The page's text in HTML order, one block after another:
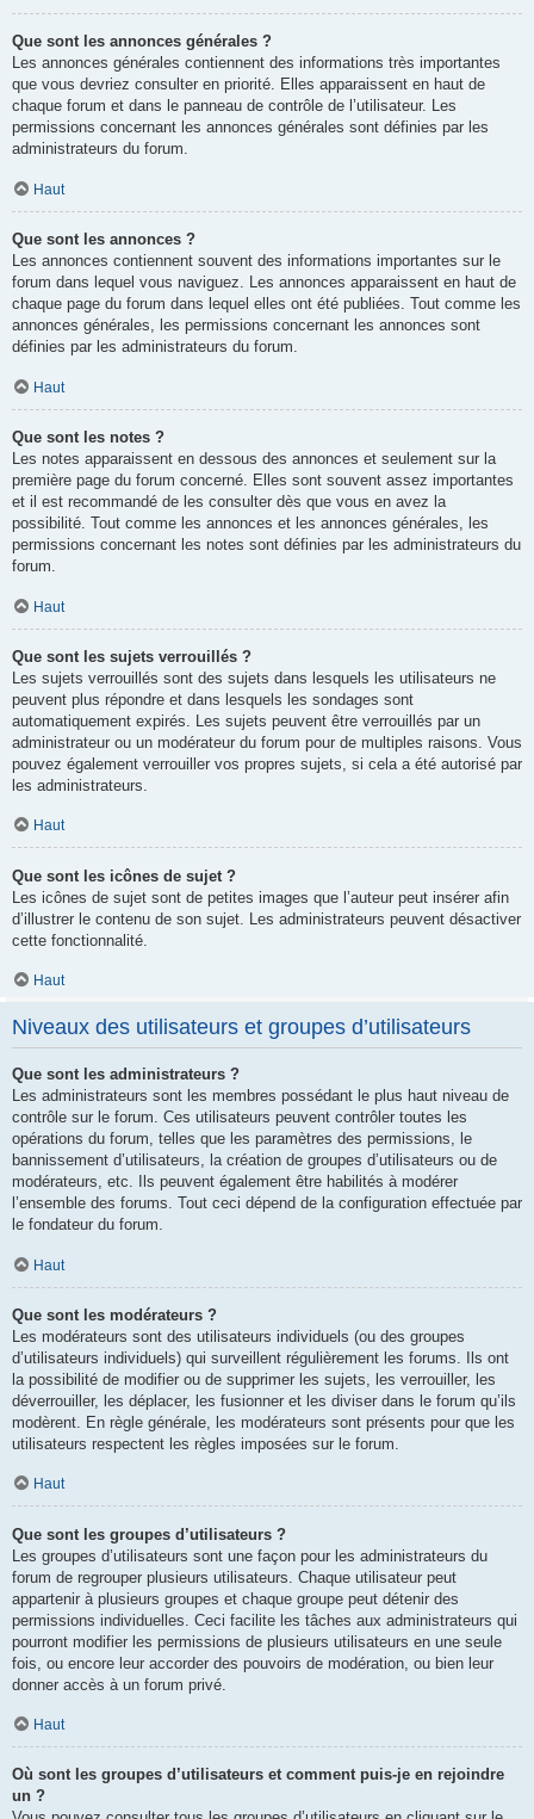
Que sont les annonces générales ?
Les annonces générales contiennent des informations très importantes
que vous devriez consulter en priorité. Elles apparaissent en haut de
chaque forum et dans le panneau de contrôle de l’utilisateur. Les
permissions concernant les annonces générales sont définies par les
administrateurs du forum.
Haut
Que sont les annonces ?
Les annonces contiennent souvent des informations importantes sur le
forum dans lequel vous naviguez. Les annonces apparaissent en haut de
chaque page du forum dans lequel elles ont été publiées. Tout comme les
annonces générales, les permissions concernant les annonces sont
définies par les administrateurs du forum.
Haut
Que sont les notes ?
Les notes apparaissent en dessous des annonces et seulement sur la
première page du forum concerné. Elles sont souvent assez importantes
et il est recommandé de les consulter dès que vous en avez la
possibilité. Tout comme les annonces et les annonces générales, les
permissions concernant les notes sont définies par les administrateurs du
forum.
Haut
Que sont les sujets verrouillés ?
Les sujets verrouillés sont des sujets dans lesquels les utilisateurs ne
peuvent plus répondre et dans lesquels les sondages sont
automatiquement expirés. Les sujets peuvent être verrouillés par un
administrateur ou un modérateur du forum pour de multiples raisons. Vous
pouvez également verrouiller vos propres sujets, si cela a été autorisé par
les administrateurs.
Haut
Que sont les icônes de sujet ?
Les icônes de sujet sont de petites images que l’auteur peut insérer afin
d’illustrer le contenu de son sujet. Les administrateurs peuvent désactiver
cette fonctionnalité.
Haut
Niveaux des utilisateurs et groupes d’utilisateurs
Que sont les administrateurs ?
Les administrateurs sont les membres possédant le plus haut niveau de
contrôle sur le forum. Ces utilisateurs peuvent contrôler toutes les
opérations du forum, telles que les paramètres des permissions, le
bannissement d’utilisateurs, la création de groupes d’utilisateurs ou de
modérateurs, etc. Ils peuvent également être habilités à modérer
l’ensemble des forums. Tout ceci dépend de la configuration effectuée par
le fondateur du forum.
Haut
Que sont les modérateurs ?
Les modérateurs sont des utilisateurs individuels (ou des groupes
d’utilisateurs individuels) qui surveillent régulièrement les forums. Ils ont
la possibilité de modifier ou de supprimer les sujets, les verrouiller, les
déverrouiller, les déplacer, les fusionner et les diviser dans le forum qu’ils
modèrent. En règle générale, les modérateurs sont présents pour que les
utilisateurs respectent les règles imposées sur le forum.
Haut
Que sont les groupes d’utilisateurs ?
Les groupes d’utilisateurs sont une façon pour les administrateurs du
forum de regrouper plusieurs utilisateurs. Chaque utilisateur peut
appartenir à plusieurs groupes et chaque groupe peut détenir des
permissions individuelles. Ceci facilite les tâches aux administrateurs qui
pourront modifier les permissions de plusieurs utilisateurs en une seule
fois, ou encore leur accorder des pouvoirs de modération, ou bien leur
donner accès à un forum privé.
Haut
Où sont les groupes d’utilisateurs et comment puis-je en rejoindre
un ?